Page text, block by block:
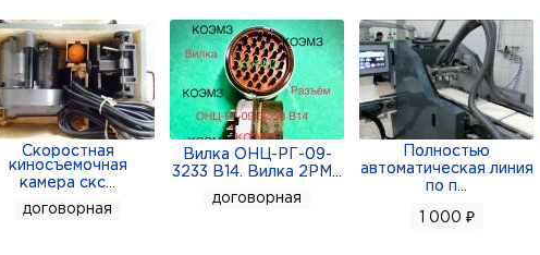
Скоростная
киносъемочная
камера скс
договорная
Вилка ОНЦ-РГ-09-
3233 В14. Вилка 2РМ
договорная
Полностью
автоматическая линия
по п
1 000 ₽